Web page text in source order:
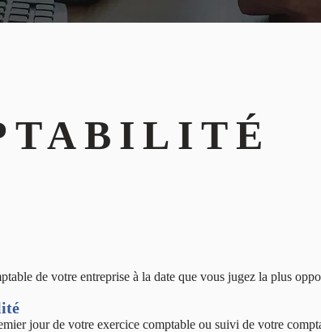
de votre entreprise à la date que vous jugez la plus
jour de votre exercice comptable ou suivi de votre